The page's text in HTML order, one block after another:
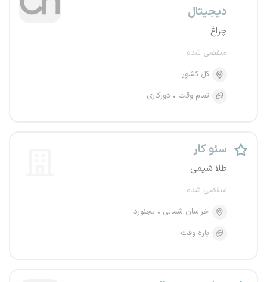
دیجیتال
چراغ
منقضی شده
کل کشور
تمام وقت
دورکاری
سئو کار
طلا شیمی
منقضی شده
خراسان شمالی
بجنورد
پاره وقت